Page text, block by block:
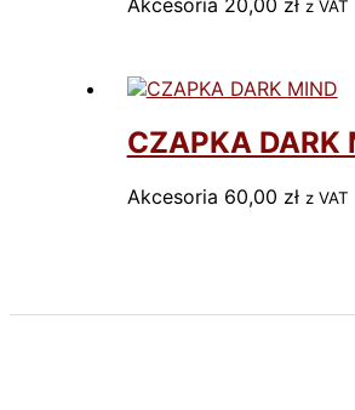
Akcesoria 20,00 zł ㅤ‎‎‎z VAT
CZAPKA DARK
Akcesoria 60,00 zł ㅤ‎‎‎z VAT